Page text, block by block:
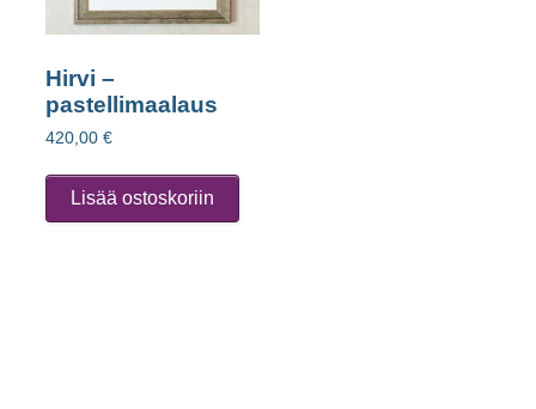
Hirvi –
pastellimaalaus
420,00 €
Lisää ostoskoriin